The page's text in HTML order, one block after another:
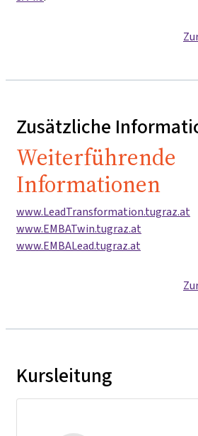
Zusätzliche
Weiterführende
Informationen
www.LeadTransformation.tugraz.at
www.EMBATwin.tugraz.at
www.EMBALead.tugraz.at
Kursleitung